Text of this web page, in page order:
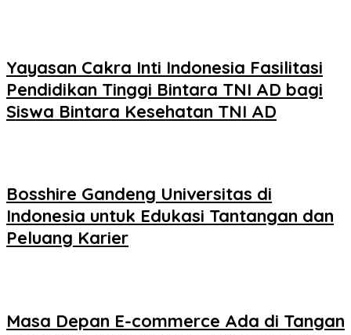
Yayasan Cakra Inti Indonesia Fasilitasi
Pendidikan Tinggi Bintara TNI AD bagi
Siswa Bintara Kesehatan TNI AD
Bosshire Gandeng Universitas di
Indonesia untuk Edukasi Tantangan dan
Peluang Karier
Masa Depan E-commerce Ada di Tangan